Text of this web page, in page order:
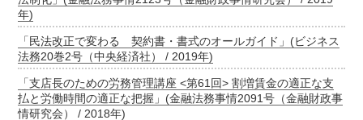
年)
「民法改正で変わる 契約書・書式のオールガイド」(ビジネス
法務20巻2号（中央経済社） / 2019年)
「支店長のための労務管理講座 <第61回> 割増賃金の適正な支
払と労働時間の適正な把握」(金融法務事情2091号（金融財政事
情研究会） / 2018年)